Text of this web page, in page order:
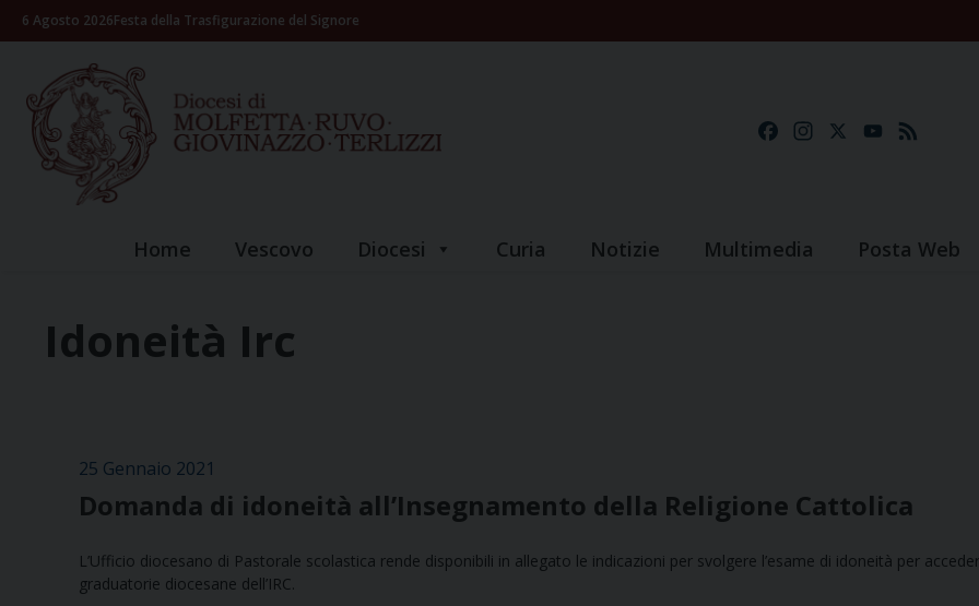
Skip6 Agosto 2026Festa della Trasfigurazione del Signore
FacebookInstagramYouTube
Home Vescovo Diocesi Curia Notizie Multimedia Posta Web
Idoneità Irc
25 Gennaio 2021
Domanda di idoneità all’Insegnamento della Religione Cattolica
L’Ufficio diocesano di Pastorale scolastica rende disponibili in allegato le indicazioni per svolgere l’esame di idoneità per
graduatorie diocesane dell’IRC.